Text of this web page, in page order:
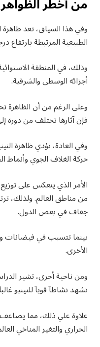
وفي هذا السياق، تعد ظاهرة
الطبيعية المرتبطة
وذلك، في المنطقة
أجزائه الوسطى والشرقية.
وعلى الرغم من أن
فإن آثارها تختلف من دورة
وفي العادة، تؤدي ظاهرة
حركة الغلاف الجوي وأنماط
الأمر الذي ينعكس على
من مناطق العالم. ولذلك،
جفاف في بعض الدول.
بينما تتسبب في فيضانات
الأخرى.
ومن ناحية أخرى، تشير
تشهد نشاطآ قويآ للنينيو
علاوة علي ذلك، مما
الحراري والتغير المناخي